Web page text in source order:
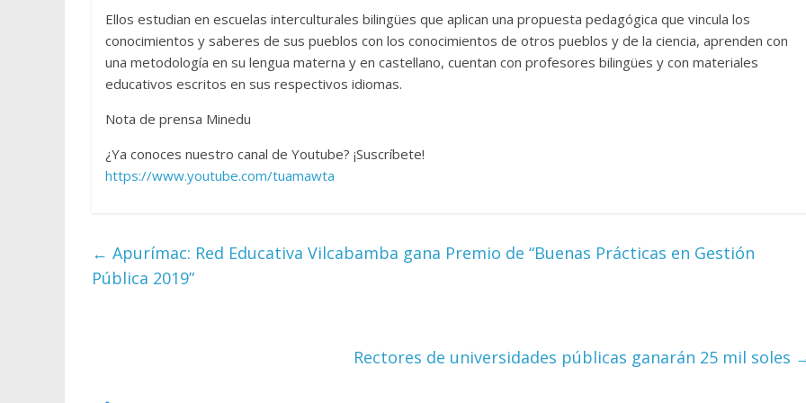
Ellos estudian en escuelas interculturales bilingües que aplican una propuesta pedagógica que vincula los
conocimientos y saberes de sus pueblos con los conocimientos de otros pueblos y de la ciencia, aprenden con
una metodología en su lengua materna y en castellano, cuentan con profesores bilingües y con materiales
educativos escritos en sus respectivos idiomas.
Nota de prensa Minedu
¿Ya conoces nuestro canal de Youtube? ¡Suscríbete!
https://www.youtube.com/tuamawta
← Apurímac: Red Educativa Vilcabamba gana Premio de “Buenas Prácticas en Gestión
Pública 2019”
Rectores de universidades públicas ganarán 25 mil soles